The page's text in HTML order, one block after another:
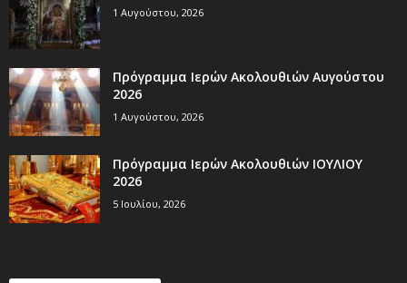
1 Αυγούστου, 2026
Πρόγραμμα Ιερών Ακολουθιών Αυγούστου
2026
1 Αυγούστου, 2026
Πρόγραμμα Ιερών Ακολουθιών ΙΟΥΛΙΟΥ
2026
5 Ιουλίου, 2026